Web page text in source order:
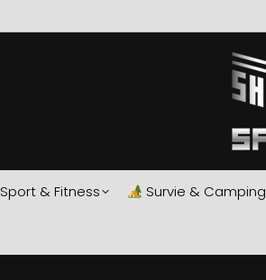
Sport & Fitness Survie & Camping